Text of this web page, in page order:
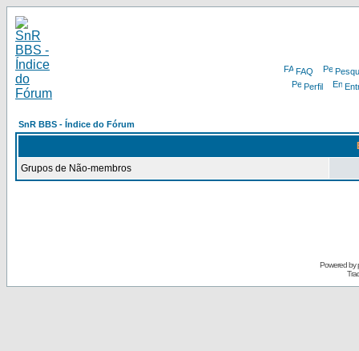
FAQ
Perfil
SnR BBS - Índice do Fórum
Grupos de Não-membros
Powered by